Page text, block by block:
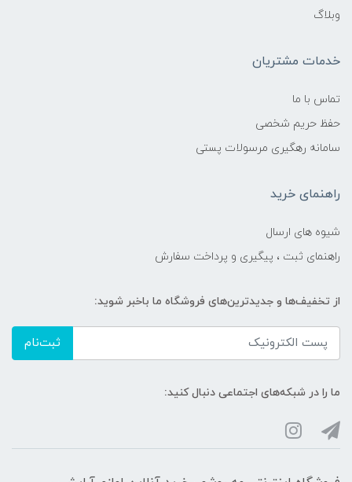
وبلاگ
خدمات مشتریان
تماس با ما
حفظ حریم شخصی
سامانه رهگیری مرسولات پستی
راهنمای خرید
شیوه های ارسال
راهنمای ثبت ، پیگیری و پرداخت سفارش
از تخفیف‌ها و جدیدترین‌های فروشگاه ما باخبر شوید:
ثبت‌نام
ما را در شبکه‌های اجتماعی دنبال کنید: